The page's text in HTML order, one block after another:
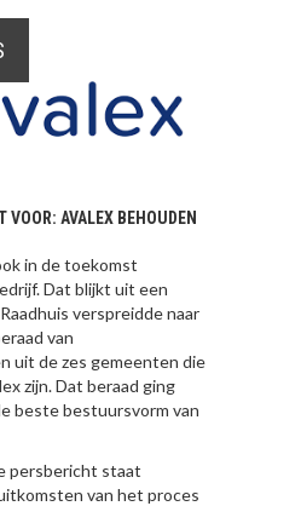
VOOR: AVALEX BEHOUDEN
in de toekomst
Dat blijkt uit een
verspreidde naar
van
uit de zes gemeenten die
zijn. Dat beraad ging
beste bestuursvorm van
persbericht staat
van het proces